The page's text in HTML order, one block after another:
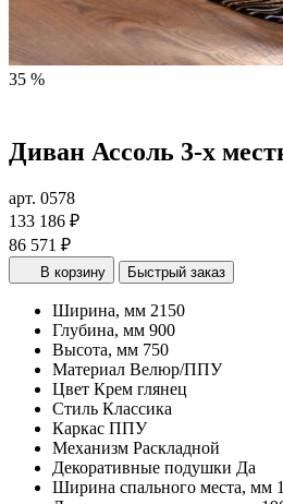
35 %
Диван Ассоль 3-х
арт. 0578
133 186 ₽
86 571 ₽
В корзину Быстрый заказ
Ширина, мм 2150
Глубина, мм 900
Высота, мм 750
Материал Велюр/ППУ
Цвет Крем глянец
Стиль Классика
Каркас ППУ
Механизм Раскладной
Декоративные подушки Да
Ширина спального места, мм